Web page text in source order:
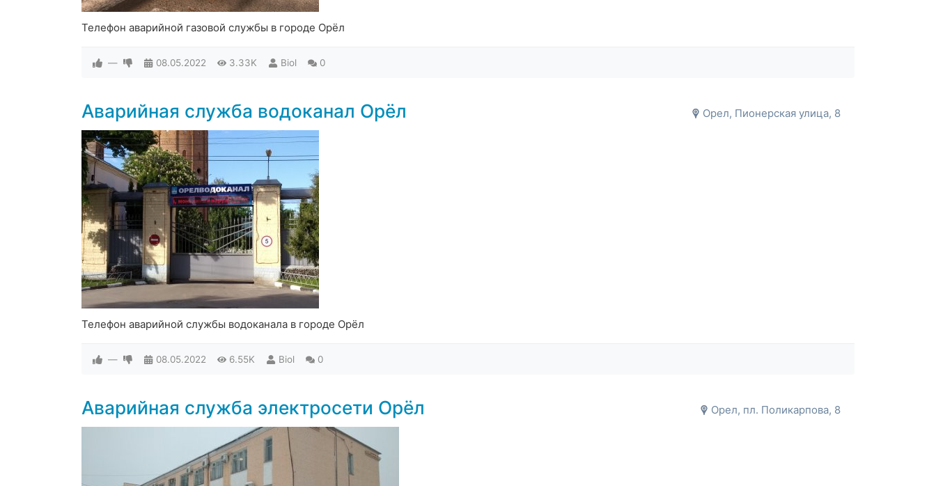
Телефон аварийной газовой службы в городе Орёл
— 08.05.2022 3.33K Biol 0
Орел, Пионерская улица, 8
Аварийная служба водоканал Орёл
Телефон аварийной службы водоканала в городе Орёл
— 08.05.2022 6.55K Biol 0
Орел, пл. Поликарпова, 8
Аварийная служба электросети Орёл